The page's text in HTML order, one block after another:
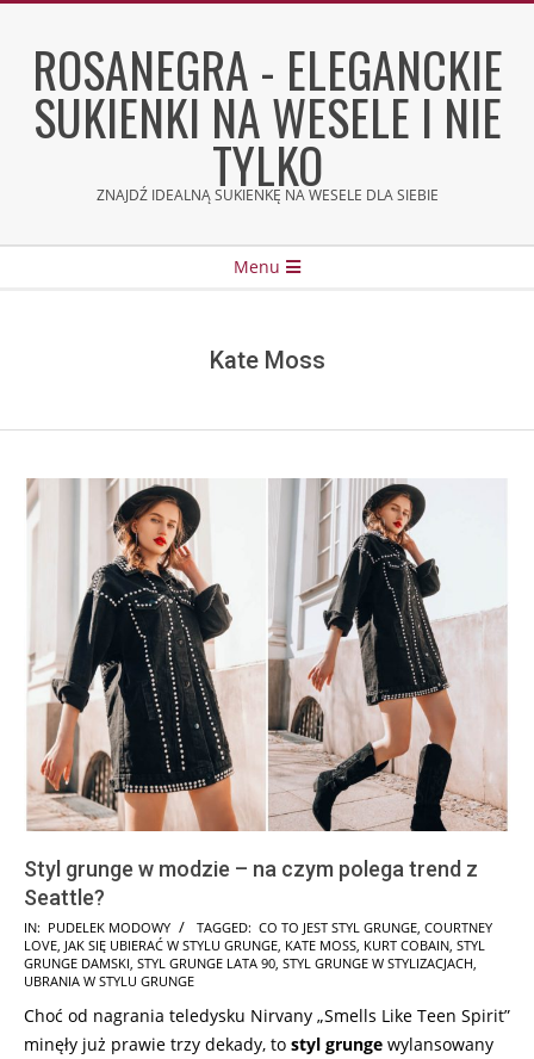
contentROSANEGRA - ELEGANCKIE
SUKIENKI NA WESELE I NIE
TYLKO
ZNAJDŹ IDEALNĄ SUKIENKĘ NA WESELE DLA SIEBIE
Menu
Kate Moss
Styl grunge w modzie – na czym polega trend z
Seattle?
2025-
08-
03
IN: PUDELEK MODOWY TAGGED: CO TO JEST STYL GRUNGE COURTNEY
LOVE JAK SIĘ UBIERAĆ W STYLU GRUNGE KATE MOSS KURT COBAIN STYL
GRUNGE DAMSKI STYL GRUNGE LATA 90 STYL GRUNGE W STYLIZACJACH
UBRANIA W STYLU GRUNGE
Choć od nagrania teledysku Nirvany „Smells Like Teen Spirit”
minęły już prawie trzy dekady, to styl grunge wylansowany